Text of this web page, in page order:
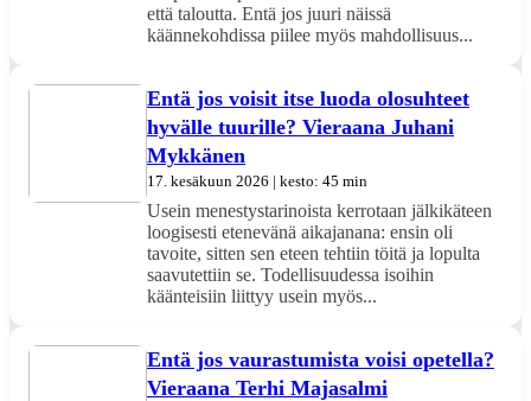
että taloutta. Entä jos juuri näissä
käännekohdissa piilee myös mahdollisuus...
Entä jos voisit itse luoda olosuhteet
hyvälle tuurille? Vieraana Juhani
Mykkänen
17. kesäkuun 2026 | kesto: 45 min
Usein menestystarinoista kerrotaan jälkikäteen
loogisesti etenevänä aikajanana: ensin oli
tavoite, sitten sen eteen tehtiin töitä ja lopulta
saavutettiin se. Todellisuudessa isoihin
käänteisiin liittyy usein myös...
Entä jos vaurastumista voisi opetella?
Vieraana Terhi Majasalmi